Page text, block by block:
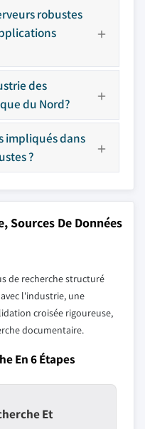
robustes
des
du Nord?
impliqués dans
?
Sources De Données
de recherche structuré
l'industrie, une
croisée rigoureuse,
documentaire.
En 6 Étapes
Et